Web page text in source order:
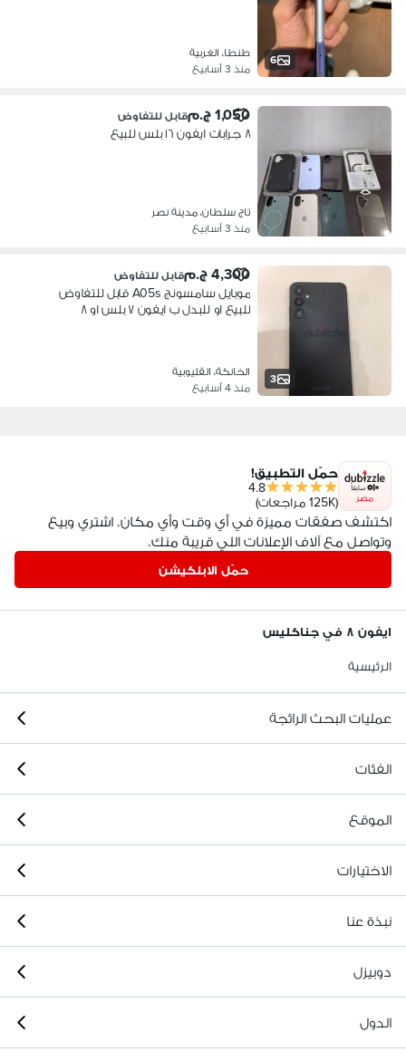
6
طنطا، الغربية
منذ 3 أسابيع
1,050 ج.م قابل للتفاوض
٨ جرابات ايفون ١٦ بلس للبيع
تاج سلطان، مدينة نصر
منذ 3 أسابيع
3
4,300 ج.م قابل للتفاوض
موبايل سامسونج A05s قابل للتفاوض
للبيع او للبدل ب ايفون ٧ بلس او ٨
الخانكة، القليوبية
منذ 4 أسابيع
مصر
حمّل التطبيق!
4.8
(125K مراجعات)
اكتشف صفقات مميزة في أي وقت وأي مكان. اشتري وبيع
وتواصل مع آلاف الإعلانات اللي قريبة منك.
حمّل الابلكيشن
ايفون ٨ في جناكليس
الرئيسية
عمليات البحث الرائجة
الفئات
الموقع
الاختيارات
نبذة عنا
دوبيزل
الدول